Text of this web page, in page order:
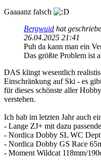
Gaaaanz falsch
Bergwuid hat
26.04.2025 21:41
Puh da kann man ein
Das größte Problem ist
DAS klingt wesentlich
Einschränkung auf Ski - es
für dieses schönste aller
verstehen.
Ich hab im letzten Jahr auch
- Lange ZJ+ mit dazu
- Nordica Dobby SL WC
- Nordica Dobby GS Race
- Moment Wildcat 118mm/